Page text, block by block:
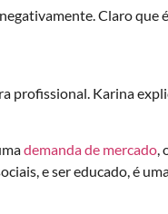
Claro que
profissional. Karina
demanda de mercado,
e ser educado, é